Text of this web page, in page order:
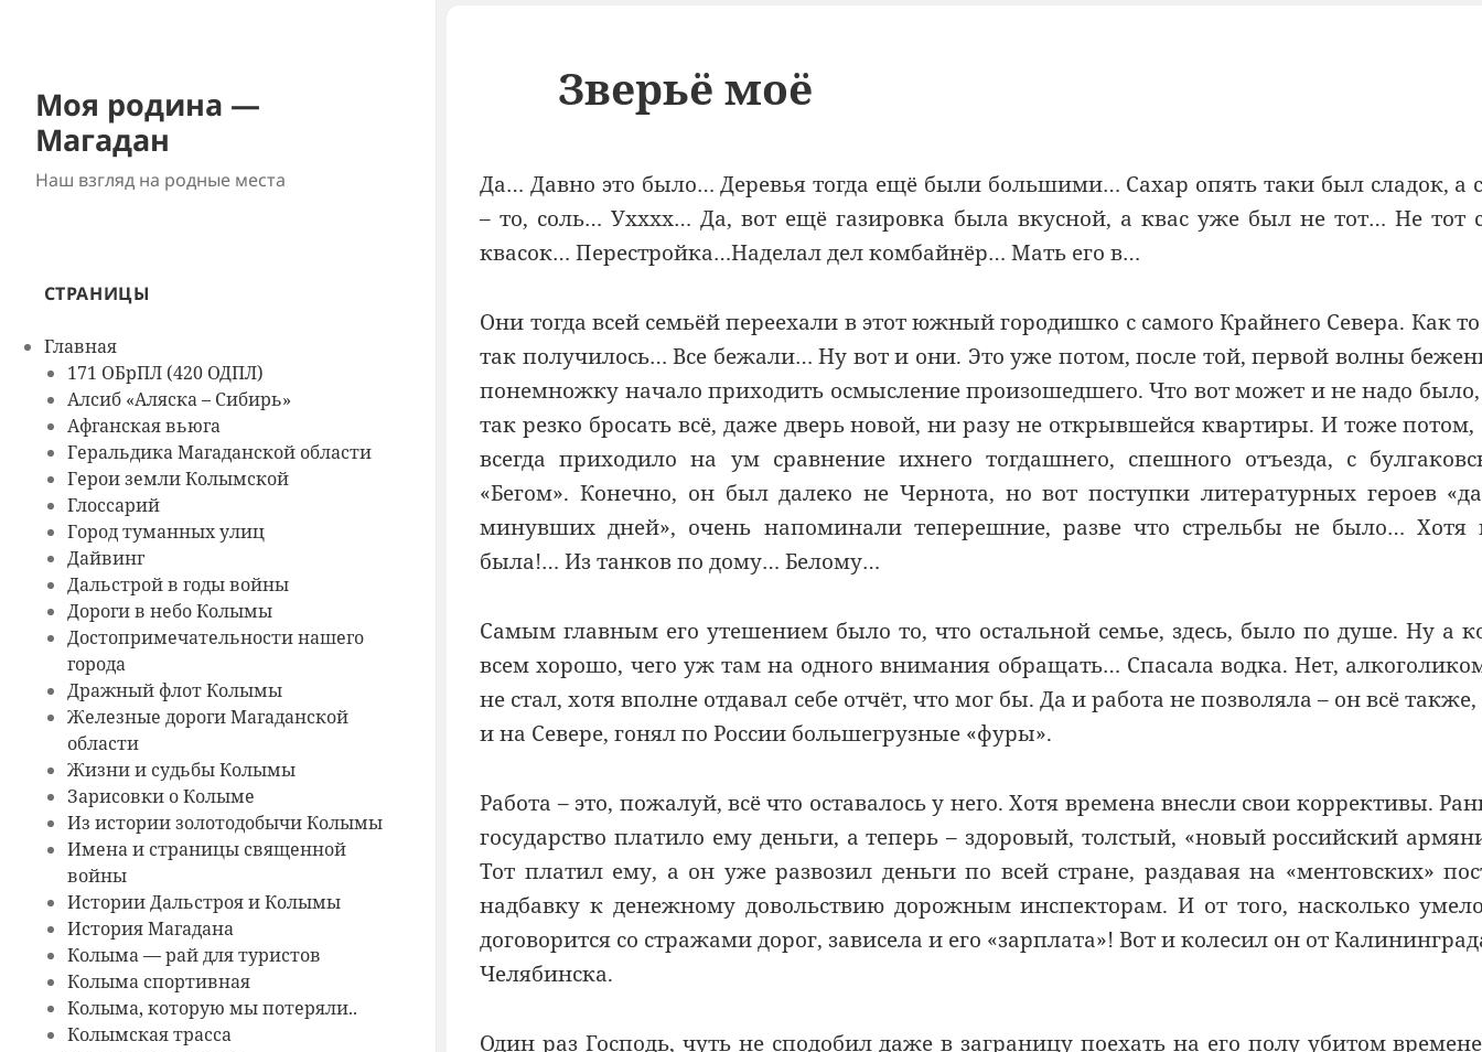
Моя родина —
Магадан
Наш взгляд на родные места
СТРАНИЦЫ
Главная
171 ОБрПЛ (420 ОДПЛ)
Алсиб «Аляска – Сибирь»
Афганская вьюга
Геральдика Магаданской области
Герои земли Колымской
Глоссарий
Город туманных улиц
Дайвинг
Дальстрой в годы войны
Дороги в небо Колымы
Достопримечательности нашего
города
Дражный флот Колымы
Железные дороги Магаданской
области
Жизни и судьбы Колымы
Зарисовки о Колыме
Из истории золотодобычи Колымы
Имена и страницы священной
войны
Истории Дальстроя и Колымы
История Магадана
Колыма — рай для туристов
Колыма спортивная
Колыма, которую мы потеряли..
Колымская трасса
Зверьё моё
Да… Давно это было… Деревья тогда ещё были большими… Сахар опять таки был сладок, а
– то, соль… Ухххх… Да, вот ещё газировка была вкусной, а квас уже был не тот… Не тот
квасок… Перестройка…Наделал дел комбайнёр… Мать его в…
Они тогда всей семьёй переехали в этот южный городишко с самого Крайнего Севера. Как
так получилось… Все бежали… Ну вот и они. Это уже потом, после той, первой волны
понемножку начало приходить осмысление произошедшего. Что вот может и не надо было,
так резко бросать всё, даже дверь новой, ни разу не открывшейся квартиры. И тоже потом,
всегда приходило на ум сравнение ихнего тогдашнего, спешного отъезда, с
«Бегом». Конечно, он был далеко не Чернота, но вот поступки литературных героев
минувших дней», очень напоминали теперешние, разве что стрельбы не было… Хотя
была!… Из танков по дому… Белому…
Самым главным его утешением было то, что остальной семье, здесь, было по душе. Ну а
всем хорошо, чего уж там на одного внимания обращать… Спасала водка. Нет,
не стал, хотя вполне отдавал себе отчёт, что мог бы. Да и работа не позволяла – он всё
и на Севере, гонял по России большегрузные «фуры».
Работа – это, пожалуй, всё что оставалось у него. Хотя времена внесли свои коррективы.
государство платило ему деньги, а теперь – здоровый, толстый, «новый российский
Тот платил ему, а он уже развозил деньги по всей стране, раздавая на «ментовских»
надбавку к денежному довольствию дорожным инспекторам. И от того, насколько
договорится со стражами дорог, зависела и его «зарплата»! Вот и колесил он от
Челябинска.
Один раз Господь, чуть не сподобил даже в заграницу поехать на его полу убитом